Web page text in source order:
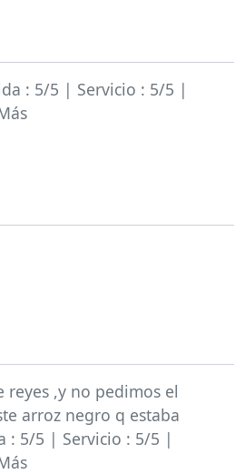
: 5/5 | Servicio : 5/5 |
reyes ,y no pedimos el
arroz negro q estaba
: 5/5 | Servicio : 5/5 |